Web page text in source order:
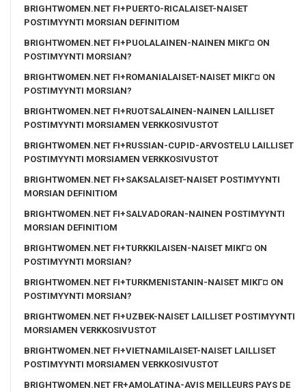
BRIGHTWOMEN.NET FI+PUERTO-RICALAISET-NAISET
POSTIMYYNTI MORSIAN DEFINITIOM
BRIGHTWOMEN.NET FI+PUOLALAINEN-NAINEN MIKГ¤ ON
POSTIMYYNTI MORSIAN?
BRIGHTWOMEN.NET FI+ROMANIALAISET-NAISET MIKГ¤ ON
POSTIMYYNTI MORSIAN?
BRIGHTWOMEN.NET FI+RUOTSALAINEN-NAINEN LAILLISET
POSTIMYYNTI MORSIAMEN VERKKOSIVUSTOT
BRIGHTWOMEN.NET FI+RUSSIAN-CUPID-ARVOSTELU LAILLISET
POSTIMYYNTI MORSIAMEN VERKKOSIVUSTOT
BRIGHTWOMEN.NET FI+SAKSALAISET-NAISET POSTIMYYNTI
MORSIAN DEFINITIOM
BRIGHTWOMEN.NET FI+SALVADORAN-NAINEN POSTIMYYNTI
MORSIAN DEFINITIOM
BRIGHTWOMEN.NET FI+TURKKILAISEN-NAISET MIKГ¤ ON
POSTIMYYNTI MORSIAN?
BRIGHTWOMEN.NET FI+TURKMENISTANIN-NAISET MIKГ¤ ON
POSTIMYYNTI MORSIAN?
BRIGHTWOMEN.NET FI+UZBEK-NAISET LAILLISET POSTIMYYNTI
MORSIAMEN VERKKOSIVUSTOT
BRIGHTWOMEN.NET FI+VIETNAMILAISET-NAISET LAILLISET
POSTIMYYNTI MORSIAMEN VERKKOSIVUSTOT
BRIGHTWOMEN.NET FR+AMOLATINA-AVIS MEILLEURS PAYS DE